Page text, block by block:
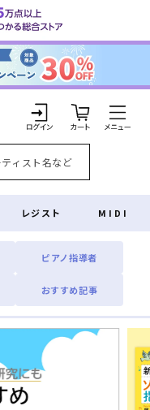
ロ
グ
イ
ン
カ
ー
ト
ピアノ指導者
おすすめ記事
レジスト MIDI